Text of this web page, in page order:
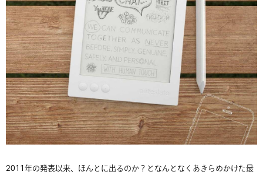
2011年の発表以来、ほんとに出るのか？となんとなくあきらめかけた最